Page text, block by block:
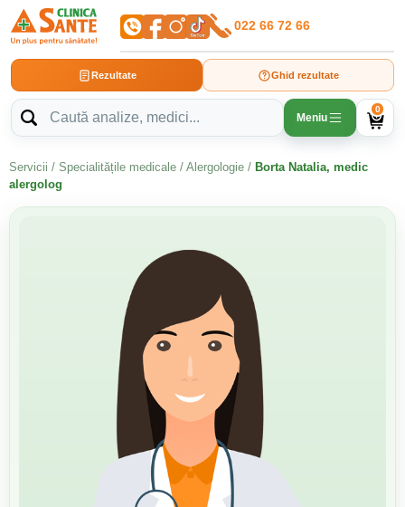
022 66 72 66
Rezultate Ghid rezultate
Meniu
0
Servicii / Specialitățile medicale / Alergologie / Borta Natalia, medic
alergolog